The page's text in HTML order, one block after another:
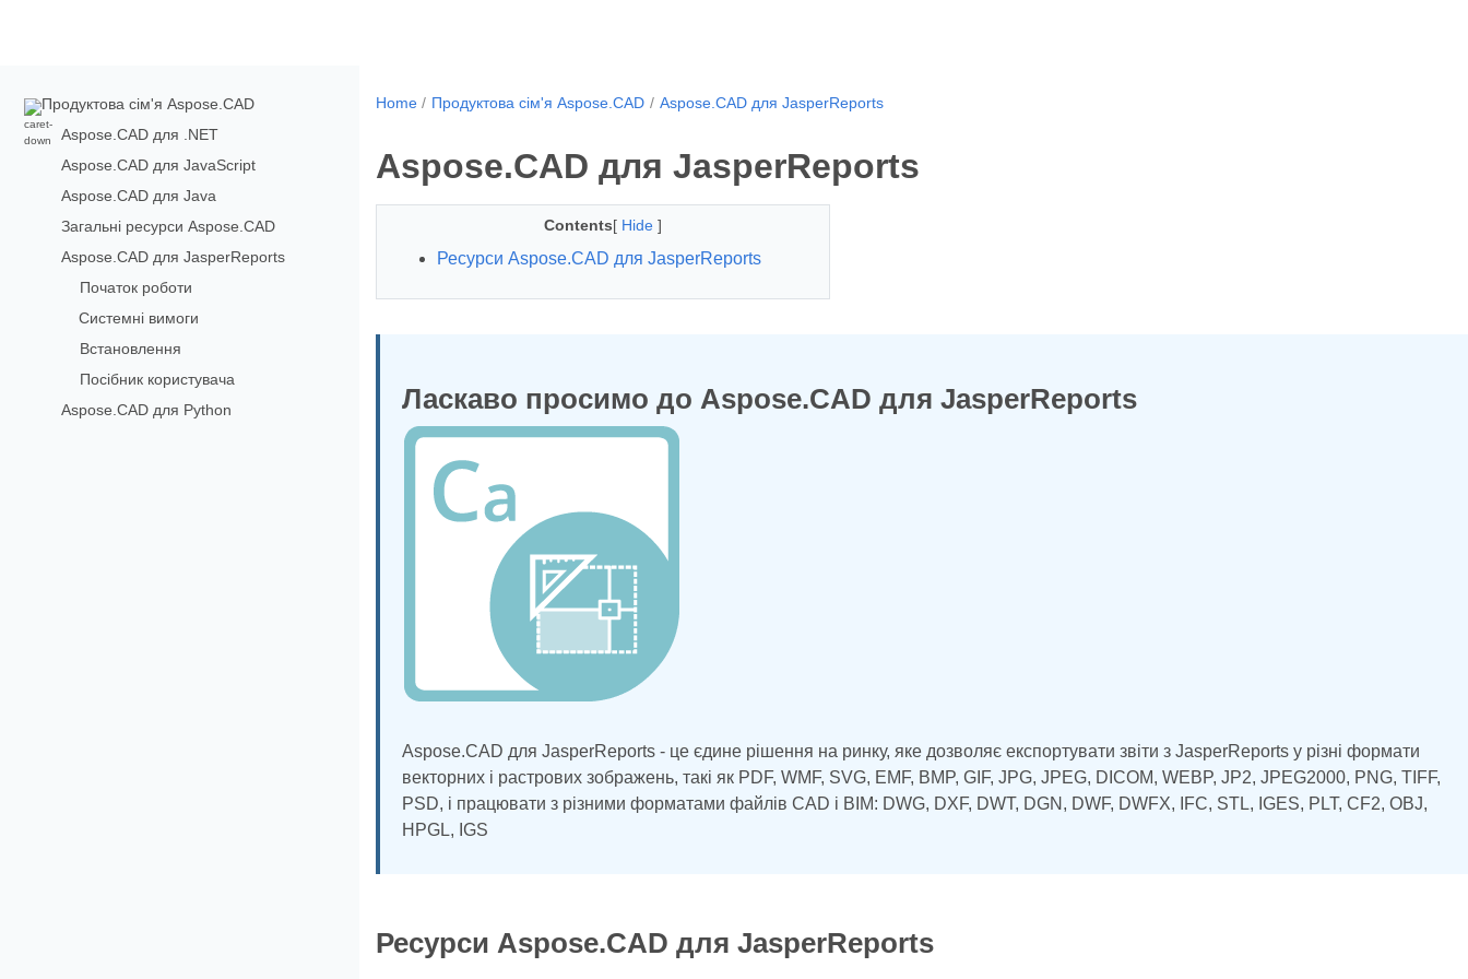
Продуктова сім'я Aspose.CAD
Aspose.CAD для .NET
Aspose.CAD для JavaScript
Aspose.CAD для Java
Загальні ресурси Aspose.CAD
Aspose.CAD для JasperReports
Початок роботи
Системні вимоги
Встановлення
Посібник користувача
Aspose.CAD для Python
Home Продуктова сім'я Aspose.CAD Aspose.CAD для JasperReports
Aspose.CAD для JasperReports
Contents[Hide]
Ресурси Aspose.CAD для JasperReports
Ласкаво просимо до Aspose.CAD для JasperReports
Aspose.CAD для JasperReports - це єдине рішення на ринку, яке дозволяє експортувати звіти з JasperReports у різні
формати векторних і растрових зображень, такі як PDF, WMF, SVG, EMF, BMP, GIF, JPG, JPEG, DICOM, WEBP, JP2,
JPEG2000, PNG, TIFF, PSD, і працювати з різними форматами файлів CAD і BIM: DWG, DXF, DWT, DGN, DWF, DWFX,
IFC, STL, IGES, PLT, CF2, OBJ, HPGL, IGS
Ресурси Aspose.CAD для JasperReports